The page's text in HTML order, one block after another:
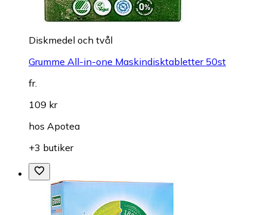
Diskmedel och tvål
Grumme All-in-one Maskindisktabletter 50st
fr.
109 kr
hos Apotea
+3 butiker